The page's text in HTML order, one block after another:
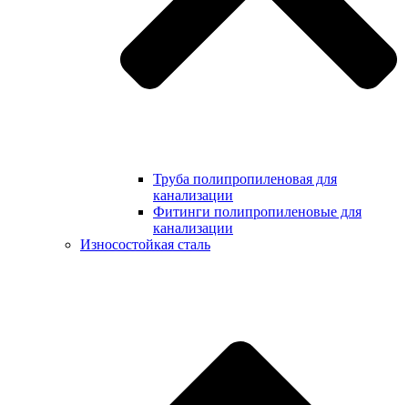
Труба полипропиленовая для
канализации
Фитинги полипропиленовые для
канализации
Износостойкая сталь